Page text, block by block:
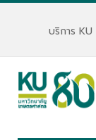
บริการ